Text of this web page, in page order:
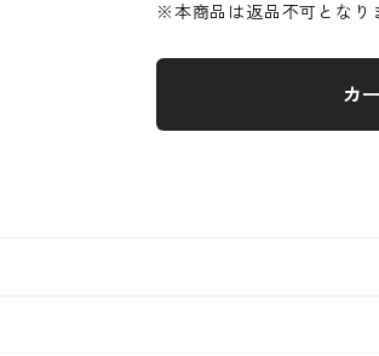
※本商品は返品不可となり
カ